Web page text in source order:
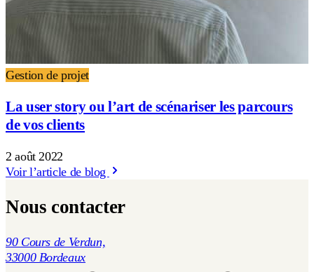
Gestion de projet
La user story ou l’art de scénariser les parcours
de vos clients
2 août 2022
Voir l’article de blog
Nous contacter
90 Cours de Verdun,
33000 Bordeaux